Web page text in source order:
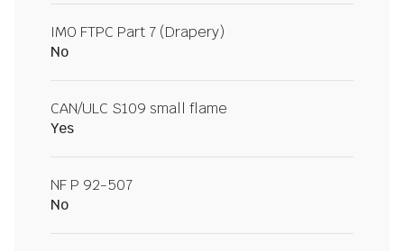
IMO FTPC Part 7 (Drapery)
No
CAN/ULC S109 small flame
Yes
NF P 92-507
No